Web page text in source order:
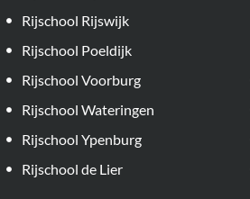
Rijschool Rijswijk
Rijschool Poeldijk
Rijschool Voorburg
Rijschool Wateringen
Rijschool Ypenburg
Rijschool de Lier